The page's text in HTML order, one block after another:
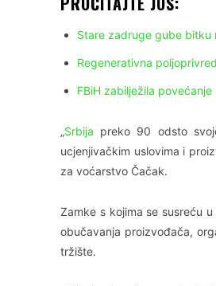
Stare zadruge gube bitku
Regenerativna
FBiH zabilježila
„Srbija preko 90 odsto
ucjenjivačkim uslovima i
za voćarstvo Čačak.
Zamke s kojima se susreću
obučavanja proizvođača,
tržište.